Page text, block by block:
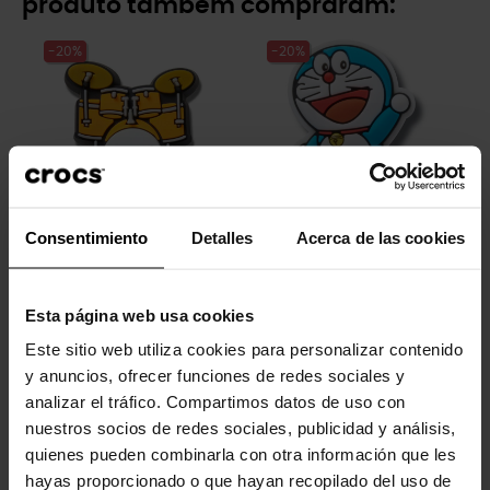
Consentimiento Detalles Acerca de las cookies
Esta página web usa cookies
Este sitio web utiliza cookies para personalizar contenido
y anuncios, ofrecer funciones de redes sociales y
analizar el tráfico. Compartimos datos de uso con
nuestros socios de redes sociales, publicidad y análisis,
quienes pueden combinarla con otra información que les
hayas proporcionado o que hayan recopilado del uso de
produto também compraram:
-20% -20%
-20%